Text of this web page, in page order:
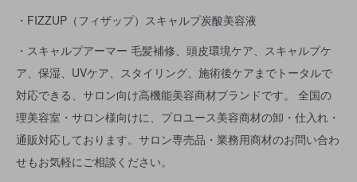
・FIZZUP（フィザップ）スキャルプ炭酸美容液
・スキャルプアーマー 毛髪補修、頭皮環境ケア、スキャルプケ
ア、保湿、UVケア、スタイリング、施術後ケアまでトータルで
対応できる、サロン向け高機能美容商材ブランドです。 全国の
理美容室・サロン様向けに、プロユース美容商材の卸・仕入れ・
通販対応しております。サロン専売品・業務用商材のお問い合わ
せもお気軽にご相談ください。